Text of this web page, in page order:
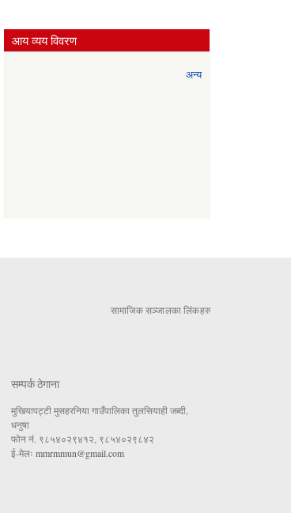
आय व्यय विवरण
अन्य
सामाजिक सञ्जालका लिंकहरु
सम्पर्क ठेगाना
मुखियापट्टी मुसहरनिया गाउँपालिका तुलसियाही जब्दी,
धनुषा
फोन नं. ९८५४०२९४१२, ९८५४०२९८४२
ई-मेलः mmrmmun@gmail.com